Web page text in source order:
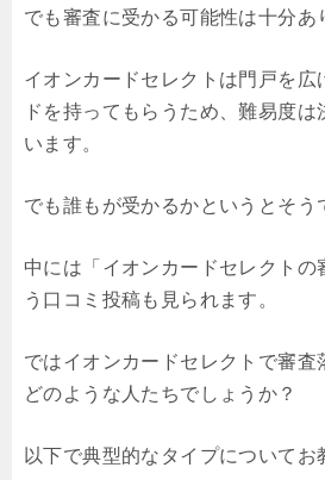
でも審査に受かる可能性は十分あ
イオンカードセレクトは門戸を広
ドを持ってもらうため、難易度は
います。
でも誰もが受かるかというとそう
中には「イオンカードセレクトの
う口コミ投稿も見られます。
ではイオンカードセレクトで審査
どのような人たちでしょうか？
以下で典型的なタイプについてお